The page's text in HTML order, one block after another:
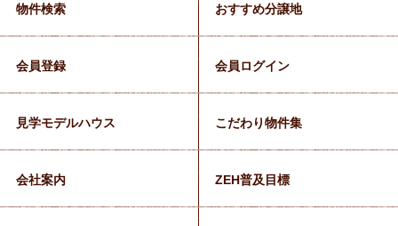
物件検索 おすすめ分譲地
会員登録 会員ログイン
見学モデルハウス こだわり物件集
会社案内 ZEH普及目標